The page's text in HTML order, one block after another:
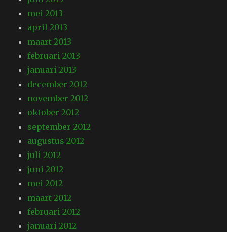
mei 2013
april 2013
maart 2013
februari 2013
januari 2013
december 2012
november 2012
oktober 2012
september 2012
augustus 2012
juli 2012
juni 2012
mei 2012
maart 2012
februari 2012
januari 2012